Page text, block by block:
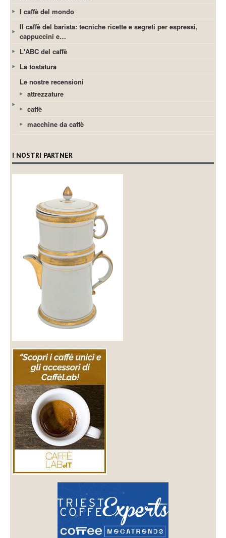
I caffè del mondo
Il caffè del barista: tecniche ricette e segreti per espressi,
cappuccini e…
L'ABC del caffè
La tostatura
Le nostre recensioni
attrezzature
caffè
macchine da caffè
I NOSTRI PARTNER